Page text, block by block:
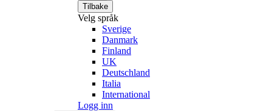
Tilbake
Velg språk
Sverige
Danmark
Finland
UK
Deutschland
Italia
International
Logg inn